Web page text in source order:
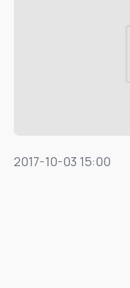
2017-10-03 15:00